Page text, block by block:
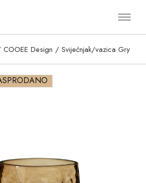
COOEE Design Svijećnjak/vazica Gry